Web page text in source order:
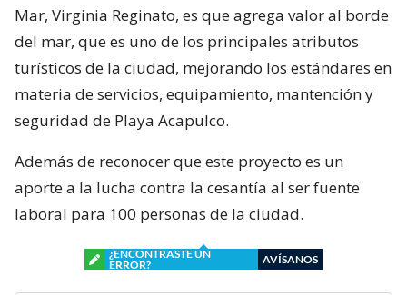
Mar, Virginia Reginato, es que agrega valor al borde
del mar, que es uno de los principales atributos
turísticos de la ciudad, mejorando los estándares en
materia de servicios, equipamiento, mantención y
seguridad de Playa Acapulco.
Además de reconocer que este proyecto es un
aporte a la lucha contra la cesantía al ser fuente
laboral para 100 personas de la ciudad.
¿ENCONTRASTE UN
ERROR?
AVÍSANOS